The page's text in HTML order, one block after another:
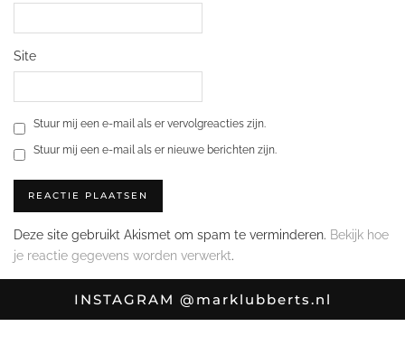
Site
Stuur mij een e-mail als er vervolgreacties zijn.
Stuur mij een e-mail als er nieuwe berichten zijn.
Deze site gebruikt Akismet om spam te verminderen. Bekijk hoe
je reactie gegevens worden verwerkt.
INSTAGRAM @marklubberts.nl